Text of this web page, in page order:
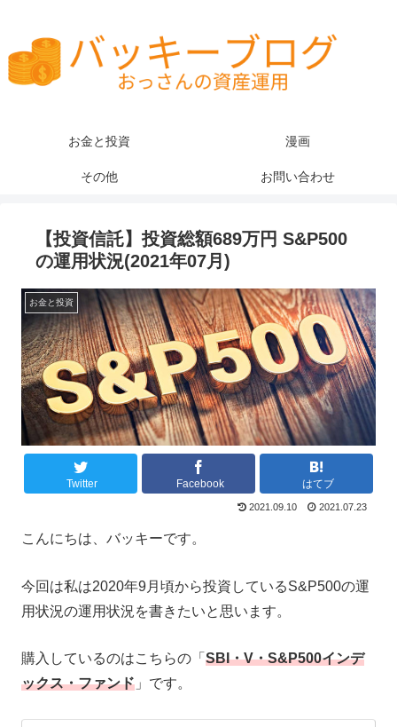
お金と投資 漫画
その他 お問い合わせ
【投資信託】投資総額689万円 S&P500
の運用状況(2021年07月)
お金と投資
Twitter Facebook はてブ
2021.09.10 2021.07.23
こんにちは、バッキーです。
今回は私は2020年9月頃から投資しているS&P500の運
用状況の運用状況を書きたいと思います。
購入しているのはこちらの「 SBI・V・S&P500インデ
ックス・ファンド 」です。